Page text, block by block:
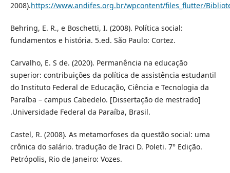
2008).https://www.andifes.org.br/wpcontent/files_flutter/
Behring, E. R., e Boschetti, I. (2008). Política social:
fundamentos e história. 5.ed. São Paulo: Cortez.
Carvalho, E. S de. (2020). Permanência na educação
superior: contribuições da política de assistência estudantil
do Instituto Federal de Educação, Ciência e Tecnologia da
Paraíba – campus Cabedelo. [Dissertação de mestrado]
.Universidade Federal da Paraíba, Brasil.
Castel, R. (2008). As metamorfoses da questão social: uma
crônica do salário. tradução de Iraci D. Poleti. 7° Edição.
Petrópolis, Rio de Janeiro: Vozes.